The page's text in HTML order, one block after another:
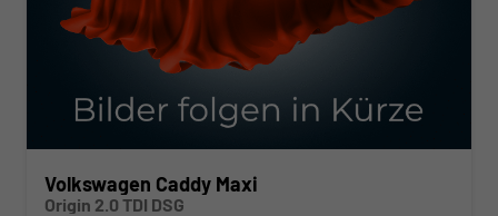
Volkswagen Caddy Maxi
Origin 2.0 TDI DSG